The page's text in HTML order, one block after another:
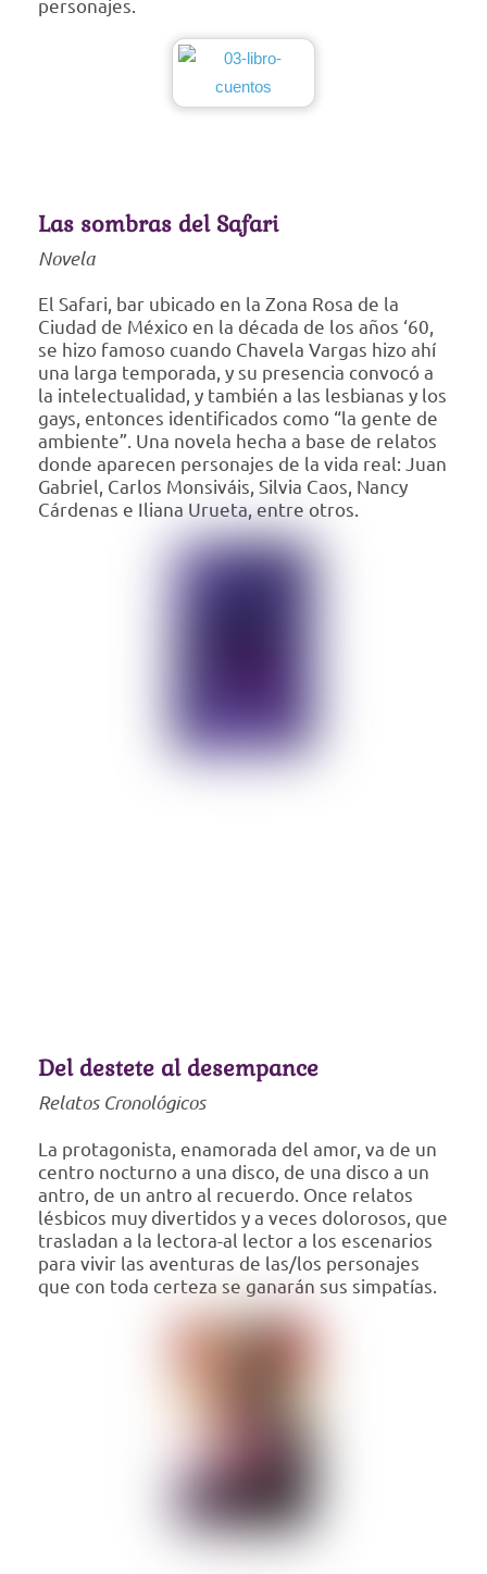
personajes.
Las sombras del Safari
Novela
El Safari, bar ubicado en la Zona Rosa de la
Ciudad de México en la década de los años ‘60,
se hizo famoso cuando Chavela Vargas hizo ahí
una larga temporada, y su presencia convocó a
la intelectualidad, y también a las lesbianas y los
gays, entonces identificados como “la gente de
ambiente”. Una novela hecha a base de relatos
donde aparecen personajes de la vida real: Juan
Gabriel, Carlos Monsiváis, Silvia Caos, Nancy
Cárdenas e Iliana Urueta, entre otros.
Del destete al desempance
Relatos Cronológicos
La protagonista, enamorada del amor, va de un
centro nocturno a una disco, de una disco a un
antro, de un antro al recuerdo. Once relatos
lésbicos muy divertidos y a veces dolorosos, que
trasladan a la lectora-al lector a los escenarios
para vivir las aventuras de las/los personajes
que con toda certeza se ganarán sus simpatías.